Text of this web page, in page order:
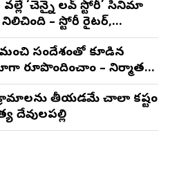
వల్లే ‘చెన్నై లవ్ స్టోరీ’ సినిమా
– స్టోరీ రైటర్,
సందేశంతో కూడిన
రూపొందించాం – నిర్మాతలు
నాయుడు
తీయడమే చాలా కష్టం
దేవులపల్లి